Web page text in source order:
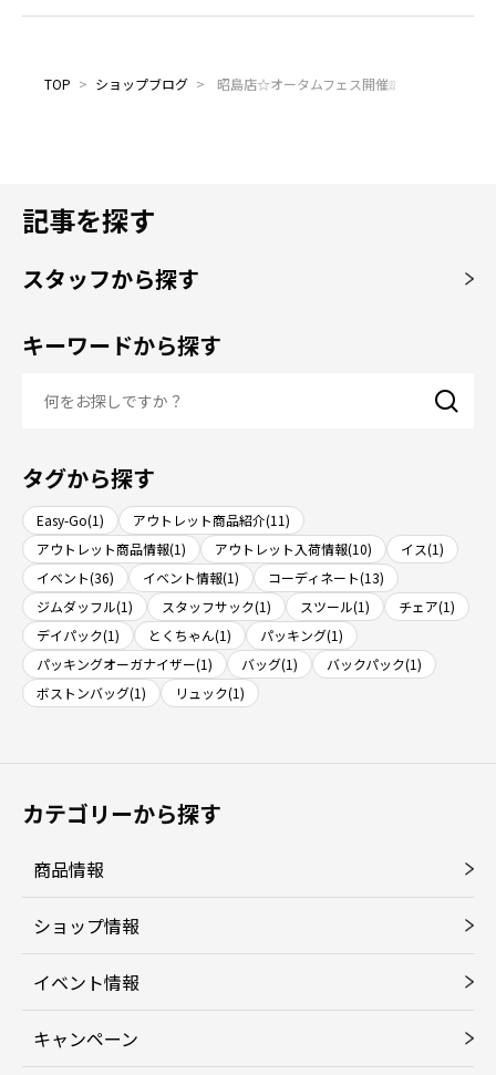
TOP > ショップブログ > 昭島店☆オータムフェス開催❕❕
記事を探す
スタッフから探す
キーワードから探す
タグから探す
Easy-Go(1)
アウトレット商品紹介(11)
アウトレット商品情報(1)
アウトレット入荷情報(10)
イス(1)
イベント(36)
イベント情報(1)
コーディネート(13)
ジムダッフル(1)
スタッフサック(1) スツール(1)
チェア(1)
デイパック(1)
とくちゃん(1)
パッキング(1)
パッキングオーガナイザー(1)
バッグ(1)
バックパック(1)
ボストンバッグ(1)
リュック(1)
カテゴリーから探す
商品情報
ショップ情報
イベント情報
キャンペーン